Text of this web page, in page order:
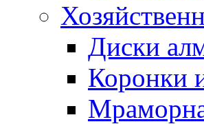
Диски
Коронки